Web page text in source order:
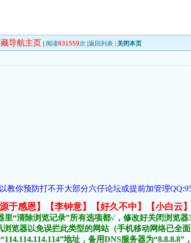
导航主页 | 阅读831559次 |返回列表 关闭本页
你预防打不开大部分六仔论坛或提前加管理
于感恩】【李钟意】【好久不中】【小白云】
“清除浏览记录”所有选项都√，修改好关闭浏览
览器以免误拦此类型的网站（手机移动网络已全面
地址，备用DNS服务器为“8.8.8.8”